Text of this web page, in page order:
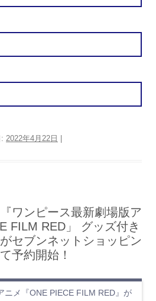
2022年4月22日
ワンピース最新劇場版ア
FILM RED」 グッズ付き
セブンネットショッピン
予約開始！
ニメ『ONE PIECE FILM RED』が